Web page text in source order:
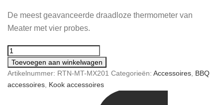
was:
€379,00.
is:
€340,00.
De meest geavanceerde draadloze thermometer van
Meater met vier probes.
Toevoegen aan winkelwagen
Artikelnummer: RTN-MT-MX201 Categorieën: Accessoires, BBQ
accessoires, Kook accessoires